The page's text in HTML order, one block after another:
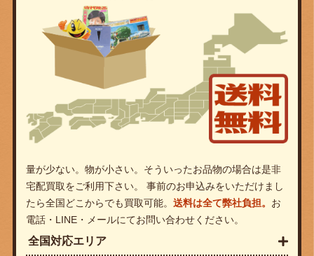
量が少ない。物が小さい。そういったお品物の場合は是非
宅配買取をご利用下さい。 事前のお申込みをいただけまし
たら全国どこからでも買取可能。 送料は全て弊社負担。 お
電話・LINE・メールにてお問い合わせください。
全国対応エリア